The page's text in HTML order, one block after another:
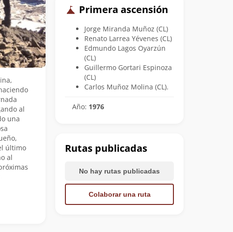
Primera ascensión
Jorge Miranda Muñoz (CL)
Renato Larrea Yévenes (CL)
Edmundo Lagos Oyarzún
(CL)
Guillermo Gortari Espinoza
(CL)
Carlos Muñoz Molina (CL).
Año: 1976
Rutas publicadas
No hay rutas publicadas
Colaborar una ruta
al
una
último
al